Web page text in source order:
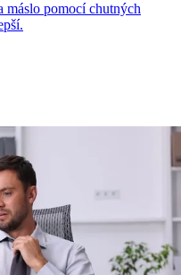
máslo pomocí chutných